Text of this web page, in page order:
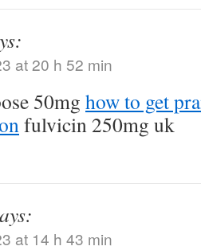
at 20 h 52 min
50mg how to get
fulvicin 250mg uk
at 14 h 43 min